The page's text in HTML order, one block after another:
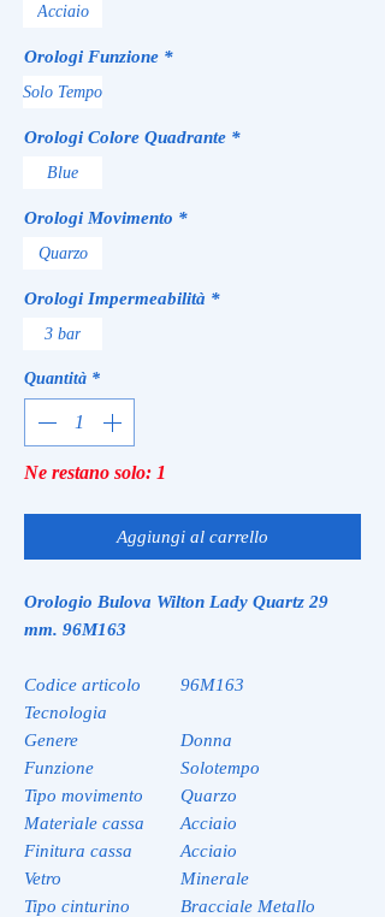
Acciaio
Orologi Funzione *
Solo Tempo
Orologi Colore Quadrante *
Blue
Orologi Movimento *
Quarzo
Orologi Impermeabilità *
3 bar
Quantità *
Ne restano solo: 1
Aggiungi al carrello
Orologio Bulova Wilton Lady Quartz 29
mm. 96M163
Codice articolo
96M163
Tecnologia
Genere
Donna
Funzione
Solotempo
Tipo movimento
Quarzo
Materiale cassa
Acciaio
Finitura cassa
Acciaio
Vetro
Minerale
Tipo cinturino
Bracciale Metallo